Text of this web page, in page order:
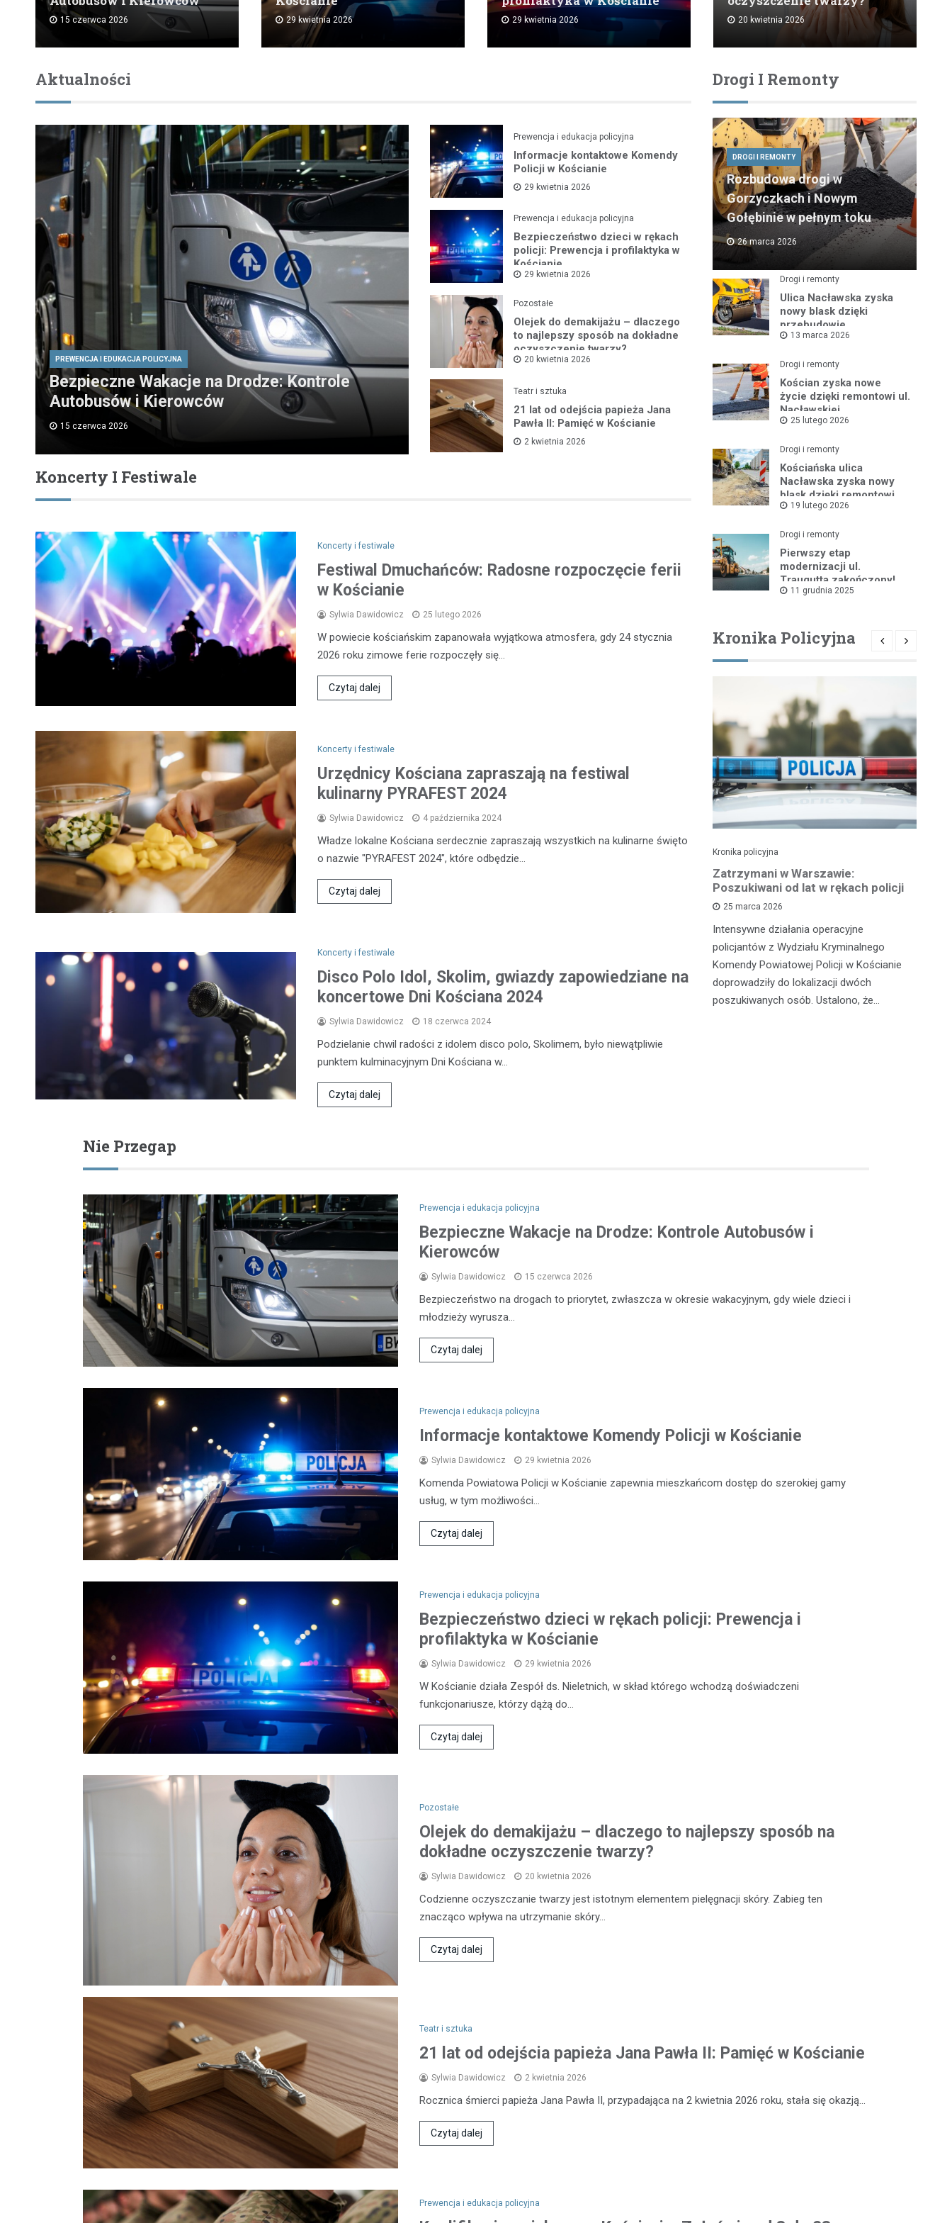
15 czerwca 2026 29 kwietnia 2026 29 kwietnia 2026 20 kwietnia 2026
Aktualności
PREWENCJA I EDUKACJA POLICYJNA
Bezpieczne Wakacje na Drodze: Kontrole
Autobusów i Kierowców
15 czerwca 2026
Prewencja i edukacja policyjna
Informacje kontaktowe Komendy
Policji w Kościanie
29 kwietnia 2026
Prewencja i edukacja policyjna
Bezpieczeństwo dzieci w rękach
policji: Prewencja i profilaktyka w
Kościanie
29 kwietnia 2026
Pozostałe
Olejek do demakijażu – dlaczego
to najlepszy sposób na dokładne
oczyszczenie twarzy?
20 kwietnia 2026
Teatr i sztuka
21 lat od odejścia papieża Jana
Pawła II: Pamięć w Kościanie
2 kwietnia 2026
Koncerty I Festiwale
Koncerty i festiwale
Festiwal Dmuchańców: Radosne rozpoczęcie ferii
w Kościanie
Sylwia Dawidowicz 25 lutego 2026
W powiecie kościańskim zapanowała wyjątkowa atmosfera, gdy 24 stycznia
2026 roku zimowe ferie rozpoczęły się…
Czytaj dalej
Koncerty i festiwale
Urzędnicy Kościana zapraszają na festiwal
kulinarny PYRAFEST 2024
Sylwia Dawidowicz 4 października 2024
Władze lokalne Kościana serdecznie zapraszają wszystkich na kulinarne święto
o nazwie "PYRAFEST 2024", które odbędzie…
Czytaj dalej
Koncerty i festiwale
Disco Polo Idol, Skolim, gwiazdy zapowiedziane na
koncertowe Dni Kościana 2024
Sylwia Dawidowicz 18 czerwca 2024
Podzielanie chwil radości z idolem disco polo, Skolimem, było niewątpliwie
punktem kulminacyjnym Dni Kościana w…
Czytaj dalej
Drogi I Remonty
DROGI I REMONTY
Rozbudowa drogi w
Gorzyczkach i Nowym
Gołębinie w pełnym toku
26 marca 2026
Drogi i remonty
Ulica Nacławska zyska
nowy blask dzięki
przebudowie
13 marca 2026
Drogi i remonty
Kościan zyska nowe
życie dzięki remontowi ul.
Nacławskiej
25 lutego 2026
Drogi i remonty
Kościańska ulica
Nacławska zyska nowy
blask dzięki remontowi
19 lutego 2026
Drogi i remonty
Pierwszy etap
modernizacji ul.
Traugutta zakończony!
11 grudnia 2025
Kronika Policyjna
Kronika policyjna
działania kontrolne mające na celu poprawę
bezpieczeństwa na drogach. Policjanci
Kronika policyjna
Zatrzymani w Warszawie:
Poszukiwani od lat w rękach policji
25 marca 2026
Intensywne działania operacyjne
policjantów z Wydziału Kryminalnego
Komendy Powiatowej Policji w Kościanie
doprowadziły do lokalizacji dwóch
poszukiwanych osób. Ustalono, że…
Nie Przegap
Prewencja i edukacja policyjna
Bezpieczne Wakacje na Drodze: Kontrole Autobusów i
Kierowców
Sylwia Dawidowicz 15 czerwca 2026
Bezpieczeństwo na drogach to priorytet, zwłaszcza w okresie wakacyjnym, gdy wiele dzieci i
młodzieży wyrusza…
Czytaj dalej
Prewencja i edukacja policyjna
Informacje kontaktowe Komendy Policji w Kościanie
Sylwia Dawidowicz 29 kwietnia 2026
Komenda Powiatowa Policji w Kościanie zapewnia mieszkańcom dostęp do szerokiej gamy
usług, w tym możliwości…
Czytaj dalej
Prewencja i edukacja policyjna
Bezpieczeństwo dzieci w rękach policji: Prewencja i
profilaktyka w Kościanie
Sylwia Dawidowicz 29 kwietnia 2026
W Kościanie działa Zespół ds. Nieletnich, w skład którego wchodzą doświadczeni
funkcjonariusze, którzy dążą do…
Czytaj dalej
Pozostałe
Olejek do demakijażu – dlaczego to najlepszy sposób na
dokładne oczyszczenie twarzy?
Sylwia Dawidowicz 20 kwietnia 2026
Codzienne oczyszczanie twarzy jest istotnym elementem pielęgnacji skóry. Zabieg ten
znacząco wpływa na utrzymanie skóry…
Czytaj dalej
Teatr i sztuka
21 lat od odejścia papieża Jana Pawła II: Pamięć w Kościanie
Sylwia Dawidowicz 2 kwietnia 2026
Rocznica śmierci papieża Jana Pawła II, przypadająca na 2 kwietnia 2026 roku, stała się okazją…
Czytaj dalej
Prewencja i edukacja policyjna